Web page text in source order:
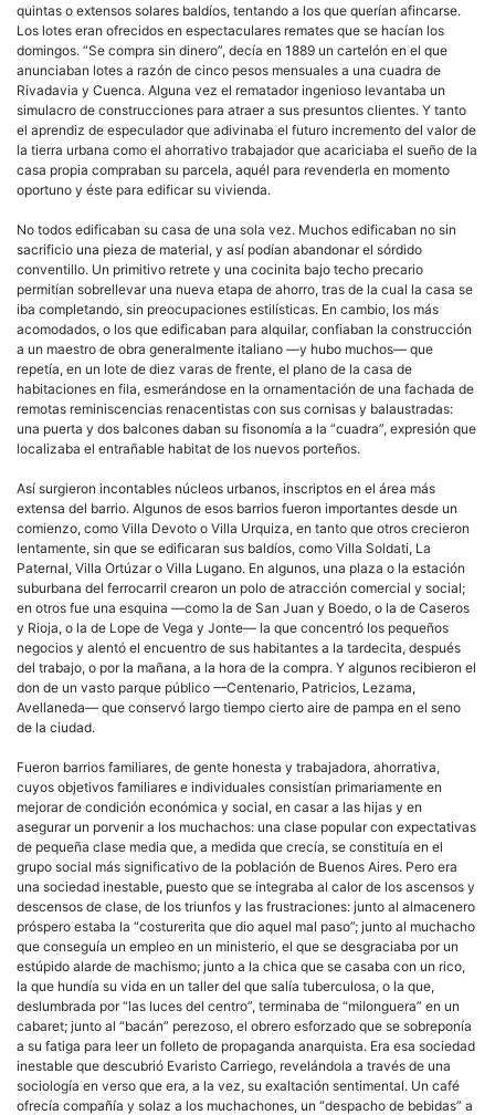
quintas o extensos solares baldíos, tentando a los que querían afincarse.
Los lotes eran ofrecidos en espectaculares remates que se hacían los
domingos. “Se compra sin dinero”, decía en 1889 un cartelón en el que
anunciaban lotes a razón de cinco pesos mensuales a una cuadra de
Rivadavia y Cuenca. Alguna vez el rematador ingenioso levantaba un
simulacro de construcciones para atraer a sus presuntos clientes. Y tanto
el aprendiz de especulador que adivinaba el futuro incremento del valor de
la tierra urbana como el ahorrativo trabajador que acariciaba el sueño de la
casa propia compraban su parcela, aquél para revenderla en momento
oportuno y éste para edificar su vivienda.
No todos edificaban su casa de una sola vez. Muchos edificaban no sin
sacrificio una pieza de material, y así podían abandonar el sórdido
conventillo. Un primitivo retrete y una cocinita bajo techo precario
permitían sobrellevar una nueva etapa de ahorro, tras de la cual la casa se
iba completando, sin preocupaciones estilísticas. En cambio, los más
acomodados, o los que edificaban para alquilar, confiaban la construcción
a un maestro de obra generalmente italiano —y hubo muchos— que
repetía, en un lote de diez varas de frente, el plano de la casa de
habitaciones en fila, esmerándose en la ornamentación de una fachada de
remotas reminiscencias renacentistas con sus cornisas y balaustradas:
una puerta y dos balcones daban su fisonomía a la “cuadra”, expresión que
localizaba el entrañable habitat de los nuevos porteños.
Así surgieron incontables núcleos urbanos, inscriptos en el área más
extensa del barrio. Algunos de esos barrios fueron importantes desde un
comienzo, como Villa Devoto o Villa Urquiza, en tanto que otros crecieron
lentamente, sin que se edificaran sus baldíos, como Villa Soldati, La
Paternal, Villa Ortúzar o Villa Lugano. En algunos, una plaza o la estación
suburbana del ferrocarril crearon un polo de atracción comercial y social;
en otros fue una esquina —como la de San Juan y Boedo, o la de Caseros
y Rioja, o la de Lope de Vega y Jonte— la que concentró los pequeños
negocios y alentó el encuentro de sus habitantes a la tardecita, después
del trabajo, o por la mañana, a la hora de la compra. Y algunos recibieron el
don de un vasto parque público —Centenario, Patricios, Lezama,
Avellaneda— que conservó largo tiempo cierto aire de pampa en el seno
de la ciudad.
Fueron barrios familiares, de gente honesta y trabajadora, ahorrativa,
cuyos objetivos familiares e individuales consistían primariamente en
mejorar de condición económica y social, en casar a las hijas y en
asegurar un porvenir a los muchachos: una clase popular con expectativas
de pequeña clase media que, a medida que crecía, se constituía en el
grupo social más significativo de la población de Buenos Aires. Pero era
una sociedad inestable, puesto que se integraba al calor de los ascensos y
descensos de clase, de los triunfos y las frustraciones: junto al almacenero
próspero estaba la “costurerita que dio aquel mal paso”; junto al muchacho
que conseguía un empleo en un ministerio, el que se desgraciaba por un
estúpido alarde de machismo; junto a la chica que se casaba con un rico,
la que hundía su vida en un taller del que salía tuberculosa, o la que,
deslumbrada por “las luces del centro”, terminaba de “milonguera” en un
cabaret; junto al “bacán” perezoso, el obrero esforzado que se sobreponía
a su fatiga para leer un folleto de propaganda anarquista. Era esa sociedad
inestable que descubrió Evaristo Carriego, revelándola a través de una
sociología en verso que era, a la vez, su exaltación sentimental. Un café
ofrecía compañía y solaz a los muchachones, un “despacho de bebidas” a